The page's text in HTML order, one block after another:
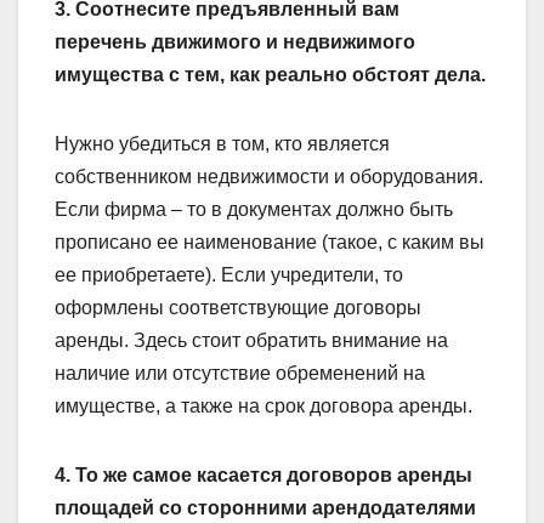
3. Соотнесите предъявленный вам
перечень движимого и недвижимого
имущества с тем, как реально обстоят дела.
Нужно убедиться в том, кто является
собственником недвижимости и оборудования.
Если фирма – то в документах должно быть
прописано ее наименование (такое, с каким вы
ее приобретаете). Если учредители, то
оформлены соответствующие договоры
аренды. Здесь стоит обратить внимание на
наличие или отсутствие обременений на
имуществе, а также на срок договора аренды.
4. То же самое касается договоров аренды
площадей со сторонними арендодателями